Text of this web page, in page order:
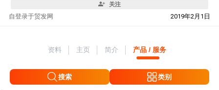
关注
自 2019年2月1日
登录于贸发网
资料 主页 简介 产品 / 服务
搜索 类别